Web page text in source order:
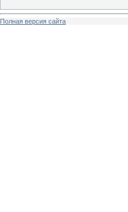
Полная версия сайта